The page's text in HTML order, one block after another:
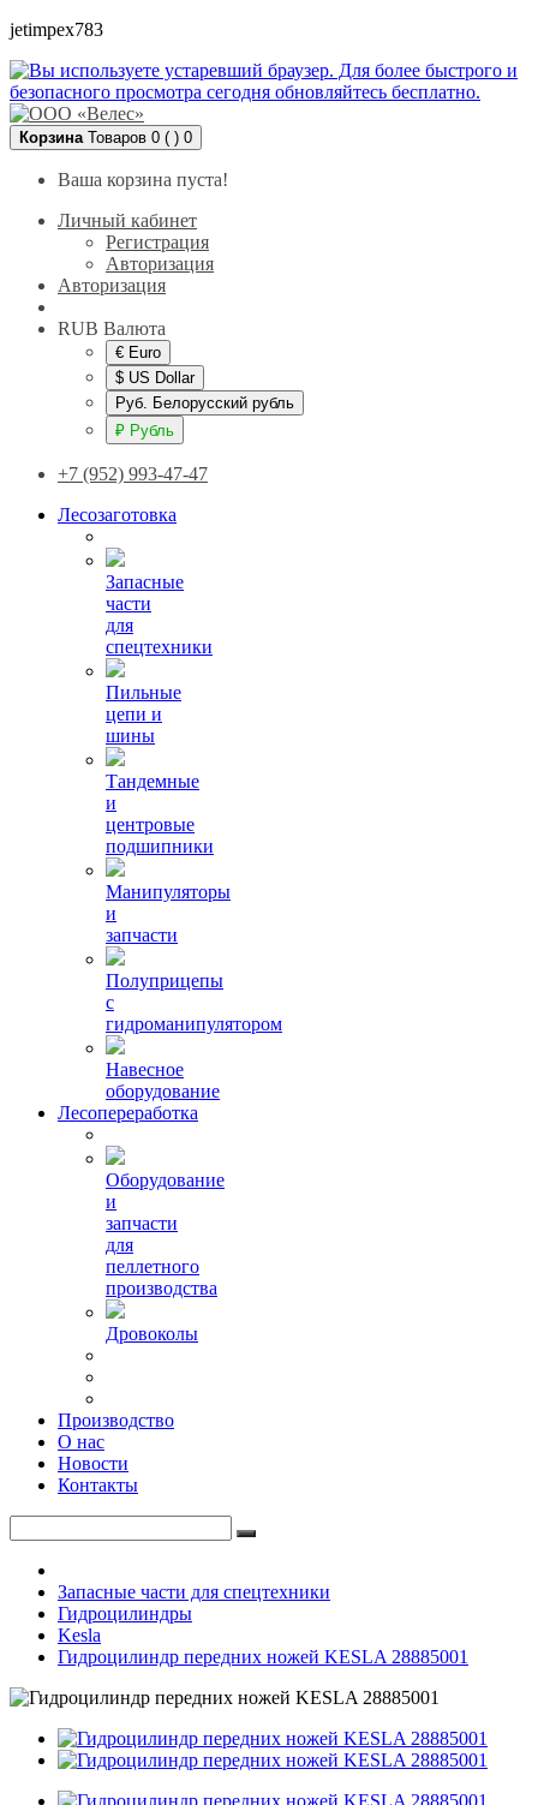
jetimpex783
Корзина Товаров 0 ( ) 0
Ваша корзина пуста!
Личный кабинет
Регистрация
Авторизация
Авторизация
RUB Валюта
€ Euro
$ US Dollar
Руб. Белорусский рубль
₽ Рубль
+7 (952) 993-47-47
Лесозаготовка
Запасные
части
для
спецтехники
Пильные
цепи и
шины
Тандемные
и
центровые
подшипники
Манипуляторы
и
запчасти
Полуприцепы
с
гидроманипулятором
Навесное
оборудование
Лесопереработка
Оборудование
и
запчасти
для
пеллетного
производства
Дровоколы
Производство
О нас
Новости
Контакты
Запасные части для спецтехники
Гидроцилиндры
Kesla
Гидроцилиндр передних ножей KESLA 28885001